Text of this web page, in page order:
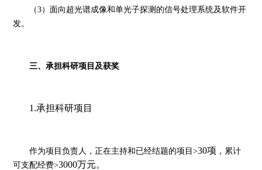
（3）面向超光谱成像和单光子探测的信号处理系统及软件开
发。
三、承担科研项目及获奖
1.承担科研项目
作为项目负责人，正在主持和已经结题的项目>30项 ， 累计
可支配经费>3000万元。